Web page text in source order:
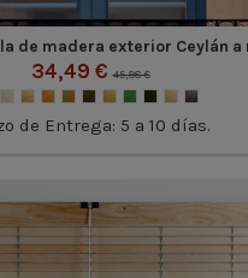
de madera exterior Ceylán a
34,49 €45,98 €
de Entrega: 5 a 10 días.